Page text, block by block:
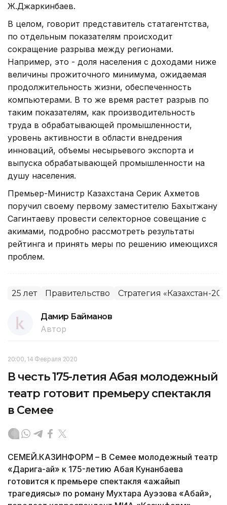
Ж.Джаркинбаев.
В целом, говорит представитель статагентства,
по отдельным показателям происходит
сокращение разрыва между регионами.
Например, это - доля населения с доходами ниже
величины прожиточного минимума, ожидаемая
продолжительность жизни, обеспеченность
компьютерами. В то же время растет разрыв по
таким показателям, как производительность
труда в обрабатывающей промышленности,
уровень активности в области внедрения
инноваций, объемы несырьевого экспорта и
выпуска обрабатывающей промышленности на
душу населения.
Премьер-Министр Казахстана Серик Ахметов
поручил своему первому заместителю Бахытжану
Сагинтаеву провести селекторное совещание с
акимами, подробно рассмотреть результаты
рейтинга и принять меры по решению имеющихся
проблем.
25 лет Правительство Стратегия «Казахстан-
Дамир Байманов
Автор
20:00, 14 Февраля 2020
В честь 175-летия Абая молодежный
театр готовит премьеру спектакля
в Семее
СЕМЕЙ.КАЗИНФОРМ – В Семее молодежный театр
«Дарига-ай» к 175-летию Абая Кунанбаева
готовится к премьере спектакля «Ғажайып
трагедиясы» по роману Мухтара Ауэзова «Абай»,